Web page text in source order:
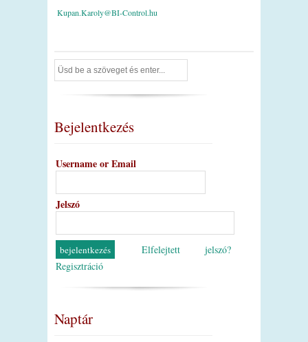
Kupan.Karoly@BI-Control.hu
Bejelentkezés
Username or Email
Jelszó
Elfelejtett jelszó?
Regisztráció
Naptár